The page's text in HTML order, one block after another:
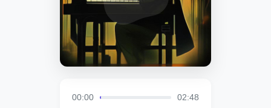
00:00 02:48